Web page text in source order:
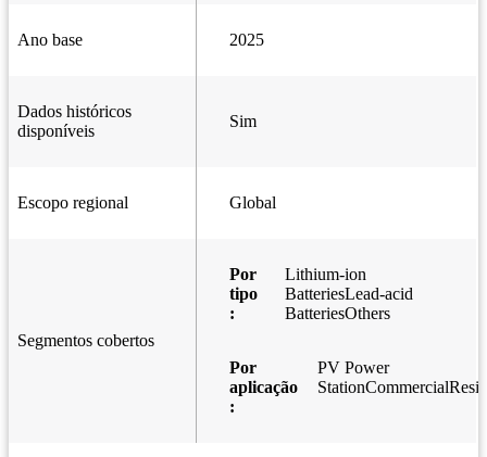
Ano base 2025
Dados históricos
disponíveis
Sim
Escopo regional Global
Segmentos cobertos
Por
tipo
:
Lithium-ion
BatteriesLead-acid
BatteriesOthers
Por
aplicação
:
PV Power